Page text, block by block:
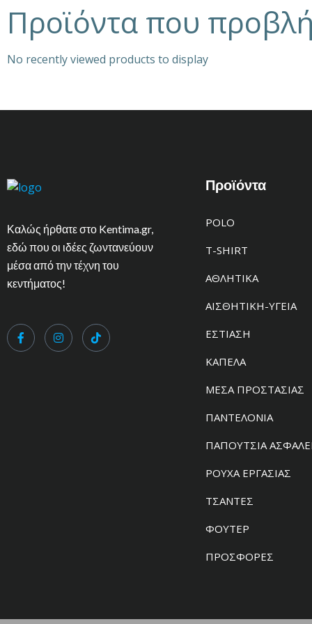
Προϊόντα που
No recently viewed products to display
Καλώς ήρθατε στο Kentima.gr,
εδώ που οι ιδέες ζωντανεύουν
μέσα από την τέχνη του
κεντήματος!
Προϊόντα
POLO
T-SHIRT
ΑΘΛΗΤΙΚΑ
ΑΙΣΘΗΤΙΚΗ-ΥΓΕΙΑ
ΕΣΤΙΑΣΗ
ΚΑΠΕΛΑ
ΜΕΣΑ ΠΡΟΣΤΑΣΙΑΣ
ΠΑΝΤΕΛΟΝΙΑ
ΠΑΠΟΥΤΣΙΑ
ΡΟΥΧΑ ΕΡΓΑΣΙΑΣ
ΤΣΑΝΤΕΣ
ΦΟΥΤΕΡ
ΠΡΟΣΦΟΡΕΣ